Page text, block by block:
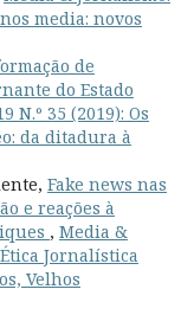
media: novos
de
do Estado
N.º 35 (2019): Os
da ditadura à
Fake news nas
e reações à
, Media &
Jornalística
Velhos